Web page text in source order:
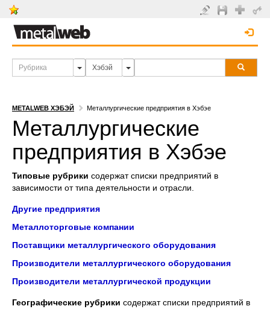
METALWEB ХЭБЭЙ Металлургические предприятия в Хэбэе
Металлургические
предприятия в Хэбэе
Типовые рубрики содержат списки предприятий в
зависимости от типа деятельности и отрасли.
Другие предприятия
Металлоторговые компании
Поставщики металлургического оборудования
Производители металлургического оборудования
Производители металлургической продукции
Географические рубрики содержат списки предприятий в